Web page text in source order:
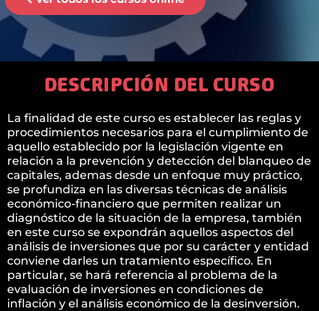
DESCRIPCIÓN DEL CURSO
La finalidad de este curso es establecer las reglas y
procedimientos necesarios para el cumplimiento de
aquello establecido por la legislación vigente en
relación a la prevención y detección del blanqueo de
capitales, ademas desde un enfoque muy práctico,
se profundiza en las diversas técnicas de análisis
económico-financiero que permiten realizar un
diagnóstico de la situación de la empresa, también
en este curso se expondrán aquellos aspectos del
análisis de inversiones que por su carácter y entidad
conviene darles un tratamiento específico. En
particular, se hará referencia al problema de la
evaluación de inversiones en condiciones de
inflación y el análisis económico de la desinversión.